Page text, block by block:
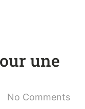
une
No Comments